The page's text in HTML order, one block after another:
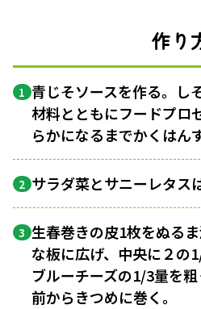
作り
1 青じそソースを作る。し
材料とともにフードプロ
らかになるまでかくはん
2 サラダ菜とサニーレタス
3 生春巻きの皮1枚をぬる
な板に広げ、中央に２の
ブルーチーズの1/3量を
前からきつめに巻く。